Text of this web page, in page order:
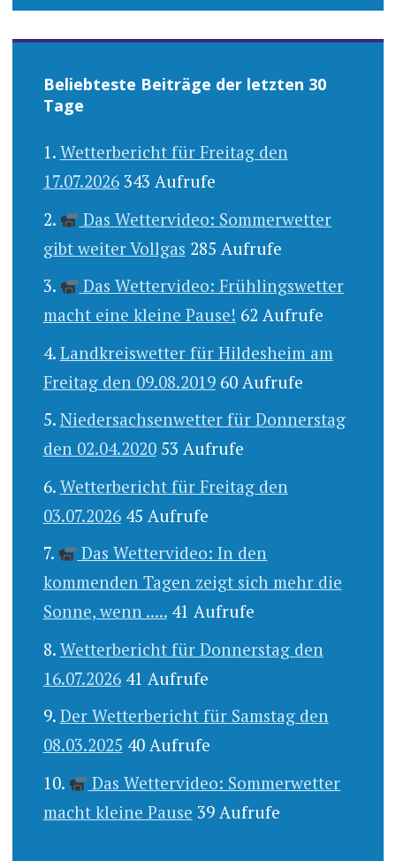
Beliebteste Beiträge der letzten 30
Tage
Wetterbericht für Freitag den
17.07.2026 343 Aufrufe
Das Wettervideo: Sommerwetter
gibt weiter Vollgas 285 Aufrufe
Das Wettervideo: Frühlingswetter
macht eine kleine Pause! 62 Aufrufe
Landkreiswetter für Hildesheim am
Freitag den 09.08.2019 60 Aufrufe
Niedersachsenwetter für Donnerstag
den 02.04.2020 53 Aufrufe
Wetterbericht für Freitag den
03.07.2026 45 Aufrufe
Das Wettervideo: In den
kommenden Tagen zeigt sich mehr die
Sonne, wenn ..... 41 Aufrufe
Wetterbericht für Donnerstag den
16.07.2026 41 Aufrufe
Der Wetterbericht für Samstag den
08.03.2025 40 Aufrufe
Das Wettervideo: Sommerwetter
macht kleine Pause 39 Aufrufe